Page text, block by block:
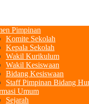
Pimpinan
Komite Sekolah
Kepala Sekolah
Wakil Kurikulum
Wakil Kesiswaan
Bidang Kesiswaan
Staff Pimpinan Bidang
Umum
Sejarah